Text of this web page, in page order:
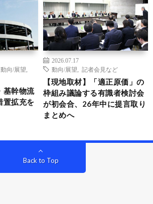
動向/展望
基幹物流
置拡充を
2026.07.17
動向/展望
記者会見など
【現地取材】「適正原価」の
枠組み議論する有識者検討会
が初会合、26年中に提言取り
まとめへ
Back to Top